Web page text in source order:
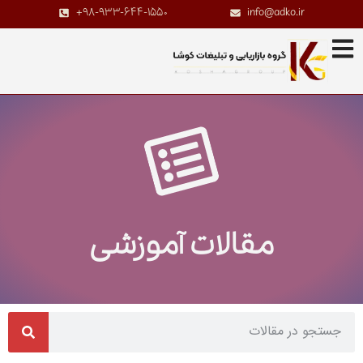
info@adko.ir
+98-933-644-1550
مقالات آموزشی